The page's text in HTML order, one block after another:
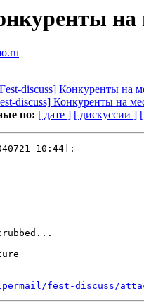
discuss] Конкуренты на
discuss] Конкуренты на
по: [ дате ] [ дискуссии ]
10:44]:
fest-discuss/